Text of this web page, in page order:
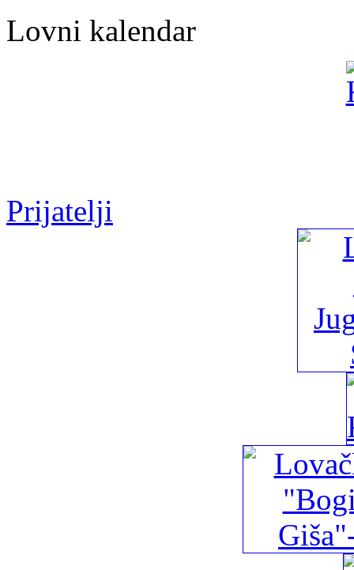
Lovni kalendar
Prijatelji